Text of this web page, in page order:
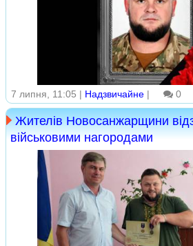
7 липня, 11:05 | Надзвичайне | 0
Жителів Новосанжарщини
військовими нагородами